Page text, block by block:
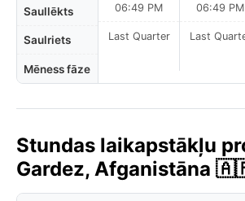
Saullēkts
Saulriets
Mēness fāze
06:49 PM
Last Quarter
06:49 PM
Last
Stundas laikapstākļu
Gardez, Afganistāna